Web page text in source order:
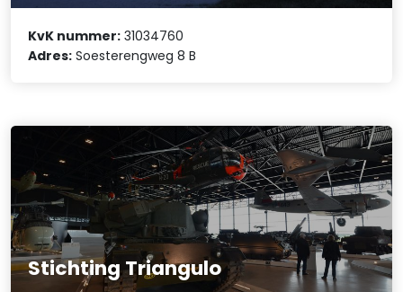
KvK nummer: 31034760
Adres: Soesterengweg 8 B
Stichting Triangulo